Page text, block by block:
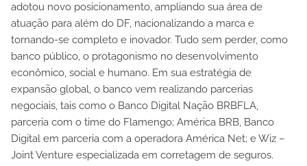
adotou novo posicionamento, ampliando sua área de
atuação para além do DF, nacionalizando a marca e
tornando-se completo e inovador. Tudo sem perder, como
banco público, o protagonismo no desenvolvimento
econômico, social e humano. Em sua estratégia de
expansão global, o banco vem realizando parcerias
negociais, tais como o Banco Digital Nação BRBFLA,
parceria com o time do Flamengo; América BRB, Banco
Digital em parceria com a operadora América Net; e Wiz –
Joint Venture especializada em corretagem de seguros.